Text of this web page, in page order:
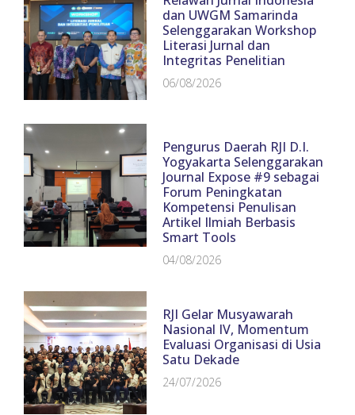
dan UWGM Samarinda
Selenggarakan Workshop
Literasi Jurnal dan
Integritas Penelitian
06/08/2026
Pengurus Daerah RJI D.I.
Yogyakarta Selenggarakan
Journal Expose #9 sebagai
Forum Peningkatan
Kompetensi Penulisan
Artikel Ilmiah Berbasis
Smart Tools
04/08/2026
RJI Gelar Musyawarah
Nasional IV, Momentum
Evaluasi Organisasi di Usia
Satu Dekade
24/07/2026